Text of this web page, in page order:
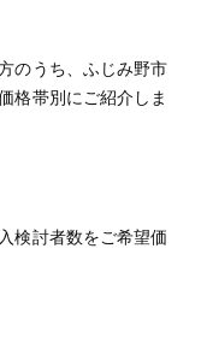
のうち、ふじみ野市
格帯別にご紹介しま
検討者数をご希望価